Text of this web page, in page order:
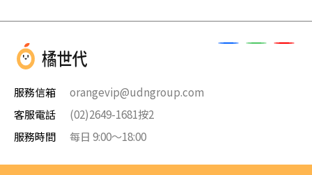
服務信箱
orangevip@udngroup.com
客服電話
(02)2649-1681按2
服務時間
每日 9:00～18:00